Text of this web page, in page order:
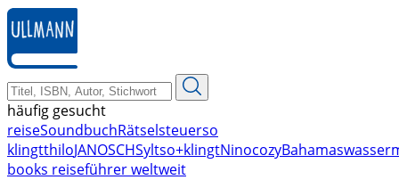
zum
Hauptinhalt
springen
häufig gesucht
reiseSoundbuchRätselsteuerso
klingtthiloJANOSCHSyltso+klingtNinocozyBahamas
books reiseführer weltweit